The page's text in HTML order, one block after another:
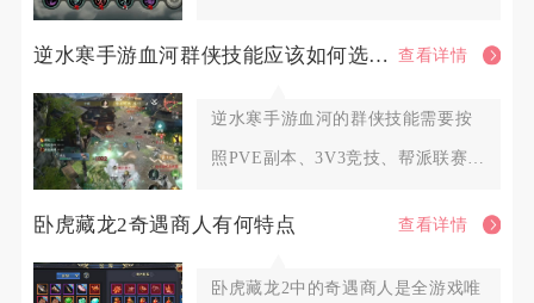
逆水寒手游血河群侠技能应该如何选择调整 查看详情
逆水寒手游血河的群侠技能需要按
照PVE副本、3V3竞技、帮派联赛三
卧虎藏龙2奇遇商人有何特点 查看详情
卧虎藏龙2中的奇遇商人是全游戏唯